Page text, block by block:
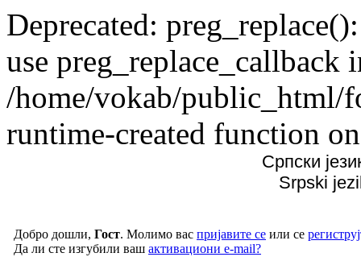
Deprecated:
use preg_replace_callback
/home/vokab/public_html/
runtime-created function
Српски
Srpski
Добро дошли, Гост. Молимо вас пријавите се или се
Да ли сте изгубили ваш активациони e-mail?